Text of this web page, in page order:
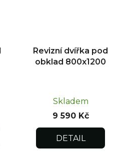
Revizní dvířka pod
obklad 800x1200
Skladem
9 590 Kč
DETAIL